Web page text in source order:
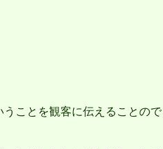
ことを観客に伝えることの